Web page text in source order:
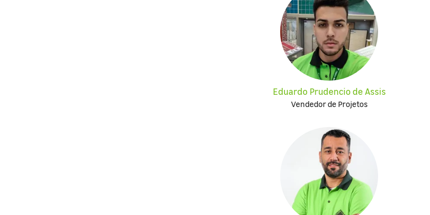
Eduardo Prudencio de Assis
Vendedor de Projetos